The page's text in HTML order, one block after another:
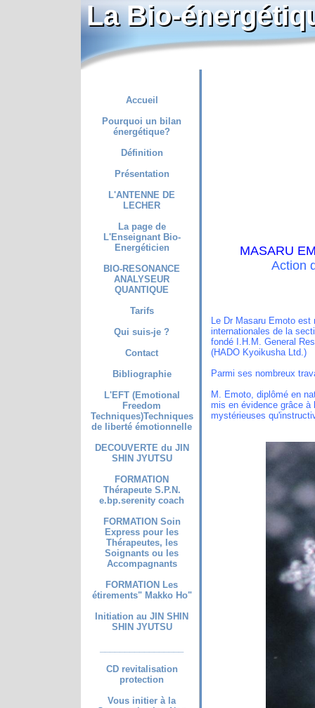
La Bio-
La Bio-
Accueil
Pourquoi un bilan
énergétique?
Définition
Présentation
L'ANTENNE DE
LECHER
La page de
L'Enseignant Bio-
Energéticien
BIO-RESONANCE
ANALYSEUR
QUANTIQUE
Tarifs
Qui suis-je ?
Contact
Bibliographie
L'EFT (Emotional
Freedom
Techniques)Techniques
de liberté émotionnelle
DECOUVERTE du JIN
SHIN JYUTSU
FORMATION
Thérapeute S.P.N.
e.bp.serenity coach
FORMATION Soin
Express pour les
Thérapeutes, les
Soignants ou les
Accompagnants
FORMATION Les
étirements" Makko Ho"
Initiation au JIN SHIN
SHIN JYUTSU
CD revitalisation
protection
Vous initier à la
MASARU
Action
Le Dr Masaru Emoto
internationales de la
fondé I.H.M. General
(HADO Kyoikusha Ltd.)
Parmi ses nombreux
M. Emoto, diplômé en
mis en évidence grâce à
mystérieuses